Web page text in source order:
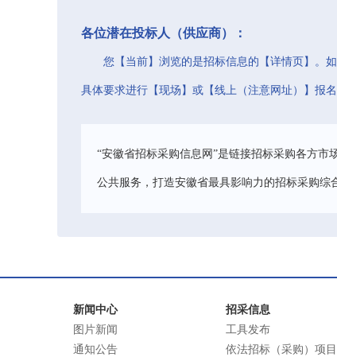
各位潜在投标人（供应商）：
您【当前】浏览的是招标信息的【详情页】。
具体要求进行【现场】或【线上（注意网址）】报名
“安徽省招标采购信息网”是链接招标采购各方
公共服务，打造安徽省最具影响力的招标采购综
新闻中心
图片新闻
通知公告
招采信息
工具发布
依法招标（采购）项目